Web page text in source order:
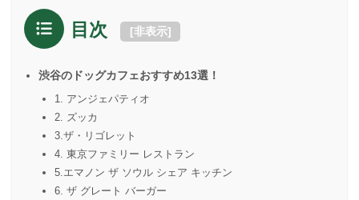
目次 [非表示]
渋谷のドッグカフェおすすめ13選！
1. アンジェパティオ
2. ズッカ
3.ザ・リゴレット
4. 東京ファミリー レストラン
5.エマノン ザ ソウル シェア キッチン
6. ザ グレート バーガー